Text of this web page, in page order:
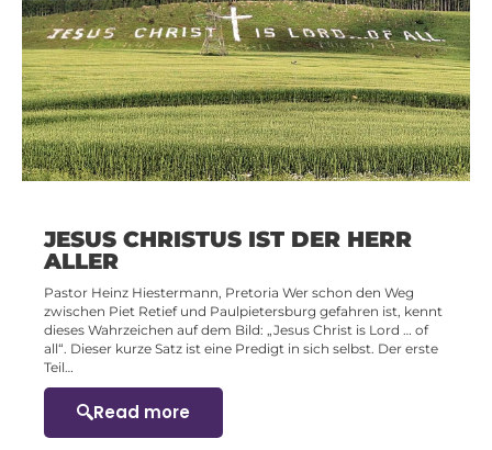
JESUS CHRISTUS IST DER HERR
ALLER
Pastor Heinz Hiestermann, Pretoria Wer schon den Weg
zwischen Piet Retief und Paulpietersburg gefahren ist, kennt
dieses Wahrzeichen auf dem Bild: „Jesus Christ is Lord … of
all“. Dieser kurze Satz ist eine Predigt in sich selbst. Der erste
Teil…
Read more